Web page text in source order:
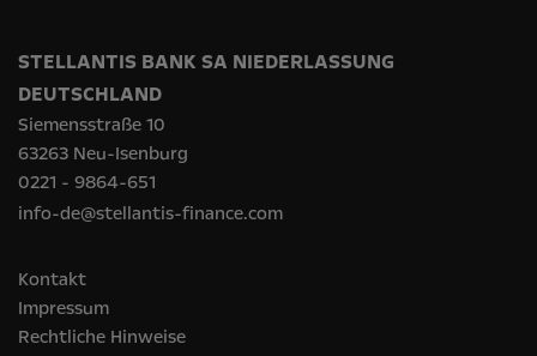
STELLANTIS BANK SA NIEDERLASSUNG
DEUTSCHLAND
Siemensstraße 10
63263 Neu-Isenburg
0221 - 9864-651
info-de@stellantis-finance.com
Kontakt
Impressum
Rechtliche Hinweise